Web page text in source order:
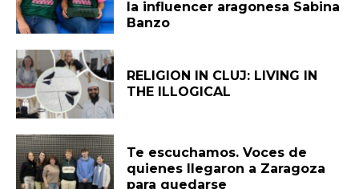
la influencer aragonesa Sabina
Banzo
RELIGION IN CLUJ: LIVING IN
THE ILLOGICAL
Te escuchamos. Voces de
quienes llegaron a Zaragoza
para quedarse